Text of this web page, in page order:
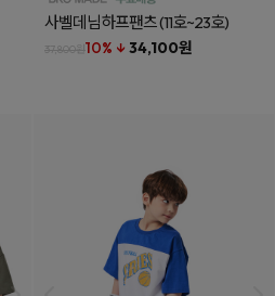
사벨데님하프팬츠(11호~23호)
37,800원10% ↓ 34,100원